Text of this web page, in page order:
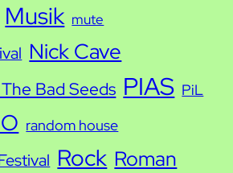
Musik mute
Nick Cave
Bad Seeds PIAS PiL
random house
Rock Roman